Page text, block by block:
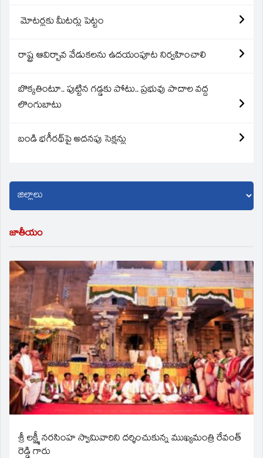
మోటర్లకు మీటర్లు పెట్టం
రాష్ట్ర ఆవిర్బావ వేడుకలను ఉదయంపూట నిర్వహించాలి
బొక్కతింటూ.. పుట్టిన గడ్డకు పోటు.. ప్రభువు పాదాల వద్ద
లొంగుబాటు
బండి భగీరథ్‌పై అదనపు సెక్షన్లు
జాతీయం
శ్రీ లక్ష్మీ నరసింహ స్వామివారిని దర్శించుకున్న ముఖ్యమంత్రి రేవంత్
రెడ్డి గారు